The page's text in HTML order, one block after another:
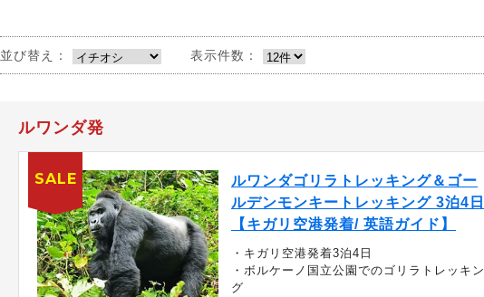
並び替え： 表示件数：
ルワンダ発
ルワンダゴリラトレッキング＆ゴー
ルデンモンキートレッキング 3泊4日
【キガリ空港発着/ 英語ガイド】
・キガリ空港発着3泊4日
・ボルケーノ国立公園でのゴリラトレッキン
グ
SALE